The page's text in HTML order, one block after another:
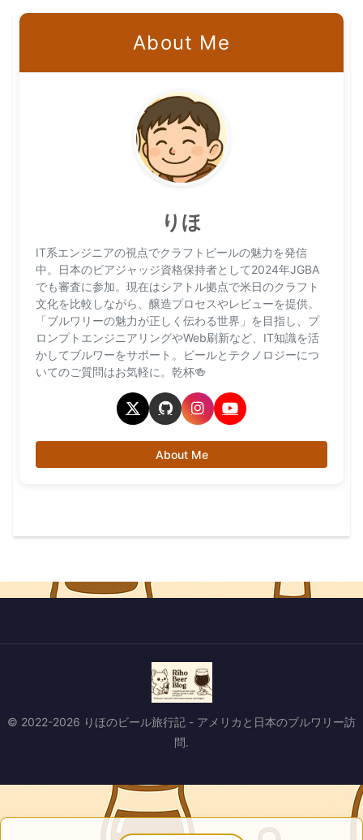
About Me
りほ
IT系エンジニアの視点でクラフトビールの魅力を発信
中。日本のビアジャッジ資格保持者として2024年JGBA
でも審査に参加。現在はシアトル拠点で米日のクラフト
文化を比較しながら、醸造プロセスやレビューを提供。
「ブルワリーの魅力が正しく伝わる世界」を目指し、プ
ロンプトエンジニアリングやWeb刷新など、IT知識を活
かしてブルワーをサポート。ビールとテクノロジーにつ
いてのご質問はお気軽に。乾杯🍻
About Me
© 2022-2026 りほのビール旅行記 - アメリカと日本のブルワリー訪
問.